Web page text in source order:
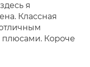
я
Классная
Короче